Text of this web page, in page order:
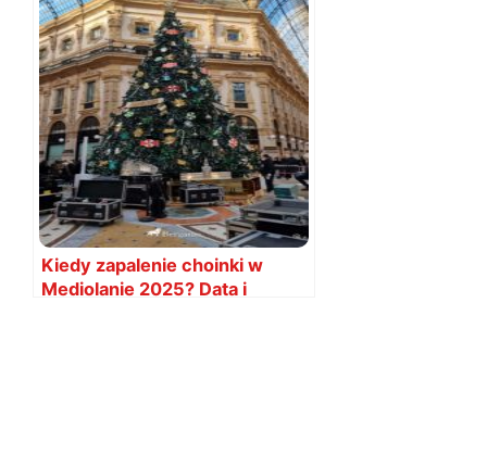
Kiedy zapalenie choinki w
Mediolanie 2025? Data i